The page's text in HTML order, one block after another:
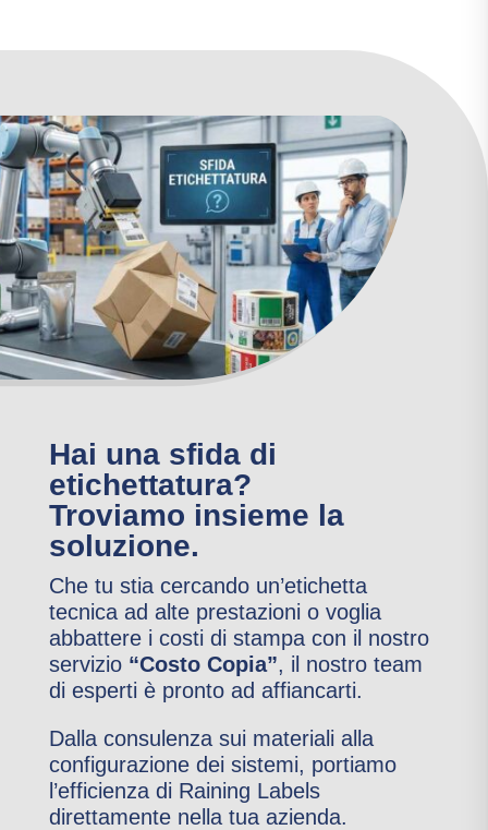
Hai una sfida di
etichettatura?
Troviamo insieme la
soluzione.
Che tu stia cercando un’etichetta
tecnica ad alte prestazioni o voglia
abbattere i costi di stampa con il nostro
servizio “Costo Copia”, il nostro team
di esperti è pronto ad affiancarti.
Dalla consulenza sui materiali alla
configurazione dei sistemi, portiamo
l’efficienza di Raining Labels
direttamente nella tua azienda.